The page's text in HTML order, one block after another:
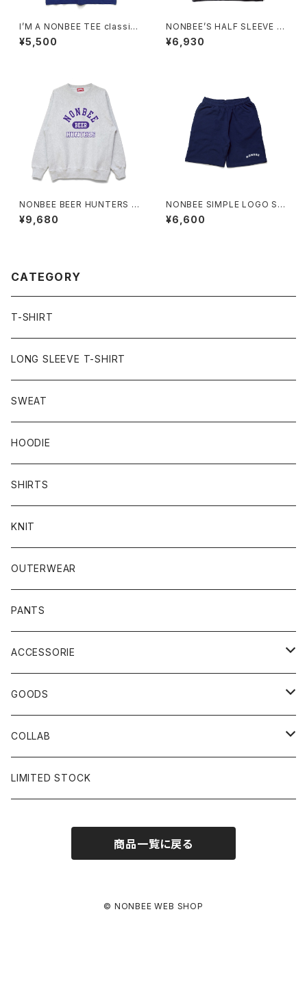
I’M A NONBEE TEE classic-
blue/off-white
¥5,500
NONBEE’S HALF SLEEVE “S
WEATee” pigment-black
¥6,930
NONBEE BEER HUNTERS S
WEAT ash-gray/purple
¥9,680
NONBEE SIMPLE LOGO SW
¥6,600
CATEGORY
T-SHIRT
LONG SLEEVE T-SHIRT
SWEAT
HOODIE
SHIRTS
KNIT
OUTERWEAR
PANTS
ACCESSORIE
CAP
BUCKET HAT
SOCKS
GOODS
STICKER
GLASS
COLLAB
×岩井ジョニ男
LIMITED STOCK
商品一覧に戻る
© NONBEE WEB SHOP